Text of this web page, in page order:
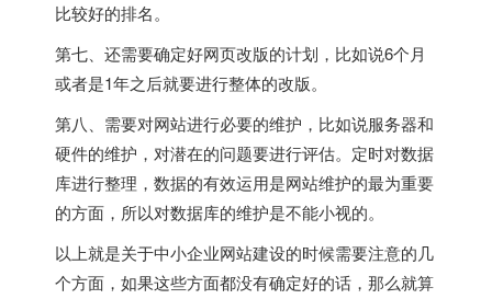
比较好的排名。
第七、还需要确定好网页改版的计划，比如说6个月
或者是1年之后就要进行整体的改版。
第八、需要对网站进行必要的维护，比如说服务器和
硬件的维护，对潜在的问题要进行评估。定时对数据
库进行整理，数据的有效运用是网站维护的最为重要
的方面，所以对数据库的维护是不能小视的。
以上就是关于中小企业网站建设的时候需要注意的几
个方面，如果这些方面都没有确定好的话，那么就算